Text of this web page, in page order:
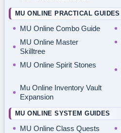
MU ONLINE PRACTICAL GUIDES
MU Online Combo Guide
MU Online Master
Skilltree
MU Online Spirit Stones
Mu Online Inventory Vault
Expansion
MU ONLINE SYSTEM GUIDES
MU Online Class Quests